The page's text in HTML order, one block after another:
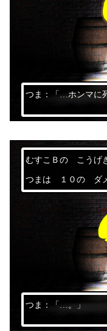
つま：「…ホンマに
むすこＢの こうげ
つまは １０の ダメ
つま：「…。」